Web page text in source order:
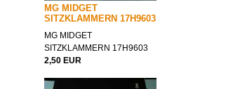
MG MIDGET
SITZKLAMMERN 17H9603
MG MIDGET
SITZKLAMMERN 17H9603
2,50 EUR